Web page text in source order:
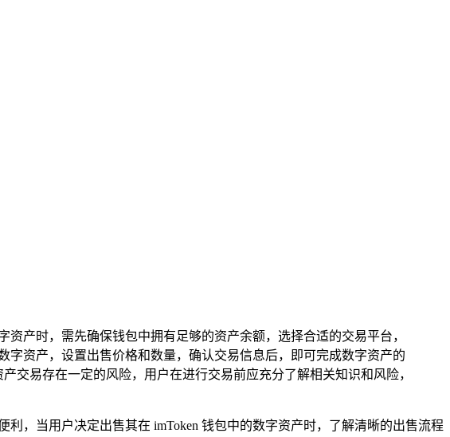
产时，需先确保钱包中拥有足够的资产余额，选择合适的交易平台，
资产，设置出售价格和数量，确认交易信息后，即可完成数字资产的
交易存在一定的风险，用户在进行交易前应充分了解相关知识和风险，
，当用户决定出售其在 imToken 钱包中的数字资产时，了解清晰的出售流程